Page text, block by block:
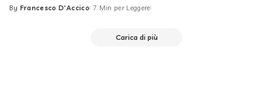
Posted
By Francesco D'Accico 7 Min per Leggere
Carica di più